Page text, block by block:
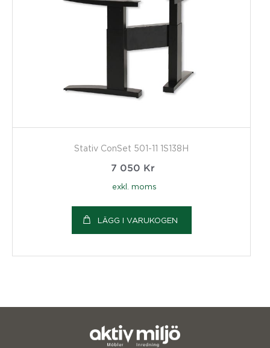
Stativ ConSet 501-11 1S138H
7 050 Kr
exkl. moms
LÄGG I VARUKOGEN